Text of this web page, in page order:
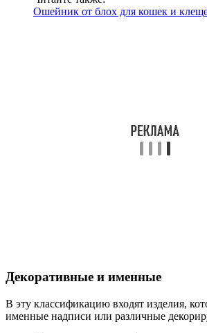
Ошейник от блох для кошек и
Декоративные и именные
В эту классификацию входят изделия,
именные надписи или различные